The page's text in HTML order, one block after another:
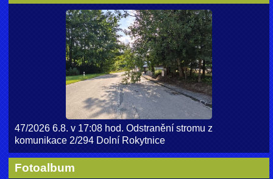
47/2026 6.8. v 17:08 hod. Odstranění stromu z
komunikace 2/294 Dolní Rokytnice
Fotoalbum